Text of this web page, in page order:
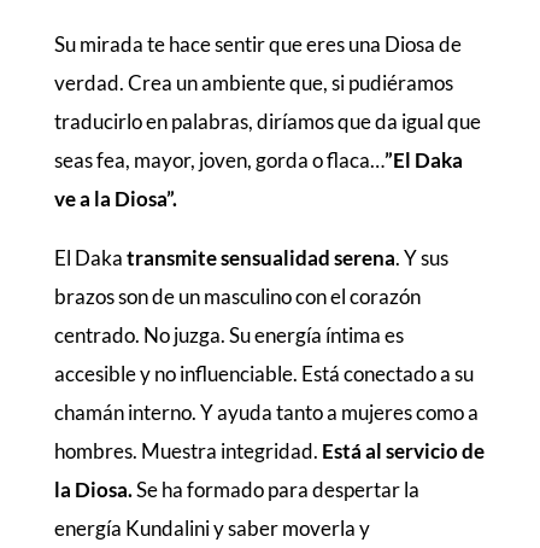
Su mirada te hace sentir que eres una Diosa de
verdad. Crea un ambiente que, si pudiéramos
traducirlo en palabras, diríamos que da igual que
seas fea, mayor, joven, gorda o flaca…”El Daka
ve a la Diosa”.
El Dakatransmite sensualidad serena. Y sus
brazos son de un masculino con el corazón
centrado. No juzga. Su energía íntima es
accesible y no influenciable. Está conectado a su
chamán interno. Y ayuda tanto a mujeres como a
hombres. Muestra integridad. Está al servicio de
la Diosa.Se ha formado para despertar la
energía Kundalini y saber moverla y